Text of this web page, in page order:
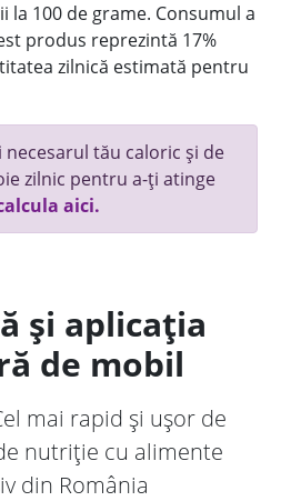
la 100 de grame. Consumul a
produs reprezintă 17%
zilnică estimată pentru
necesarul tău caloric și de
zilnic pentru a-ți atinge
aici.
și aplicația
de mobil
mai rapid și ușor de
nutriție cu alimente
din România